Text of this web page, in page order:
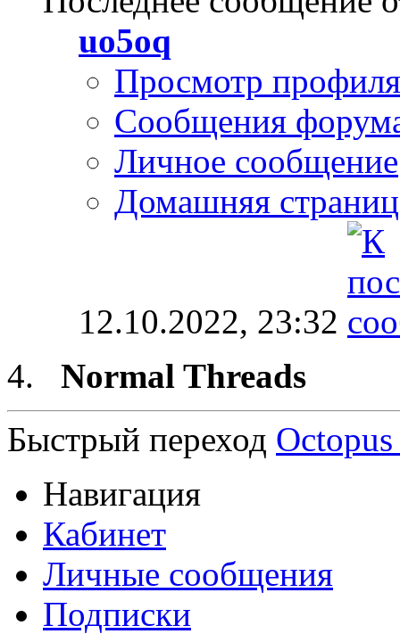
uo5oq
Просмотр профиля
Сообщения
Личное сообщение
Домашняя
12.10.2022, 23:32
Normal Threads
Быстрый переход
Навигация
Кабинет
Личные сообщения
Подписки